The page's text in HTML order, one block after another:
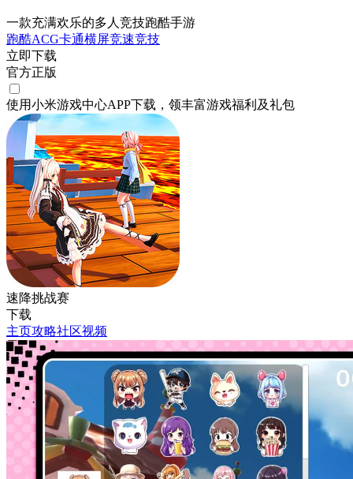
一款充满欢乐的多人竞技跑酷手游
跑酷ACG卡通横屏竞速竞技
立即下载
官方正版
使用小米游戏中心APP下载 ，领丰富游戏福利 及礼包
速降挑战赛
下载
主页攻略社区视频